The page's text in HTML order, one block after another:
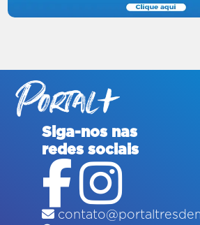
Siga-nos nas
redes sociais